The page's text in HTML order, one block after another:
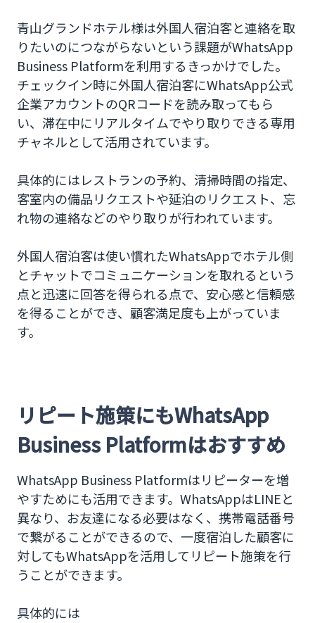
青山グランドホテル様は外国人宿泊客と連絡を取
りたいのにつながらないという課題がWhatsApp
Business Platformを利用するきっかけでした。
チェックイン時に外国人宿泊客にWhatsApp公式
企業アカウントのQRコードを読み取ってもら
い、滞在中にリアルタイムでやり取りできる専用
チャネルとして活用されています。
具体的にはレストランの予約、清掃時間の指定、
客室内の備品リクエストや延泊のリクエスト、忘
れ物の連絡などのやり取りが行われています。
外国人宿泊客は使い慣れたWhatsAppでホテル側
とチャットでコミュニケーションを取れるという
点と迅速に回答を得られる点で、安心感と信頼感
を得ることができ、顧客満足度も上がっていま
す。
リピート施策にもWhatsApp
Business Platformはおすすめ
WhatsApp Business Platformはリピーターを増
やすためにも活用できます。WhatsAppはLINEと
異なり、お友達になる必要はなく、携帯電話番号
で繋がることができるので、一度宿泊した顧客に
対してもWhatsAppを活用してリピート施策を行
うことができます。
具体的には